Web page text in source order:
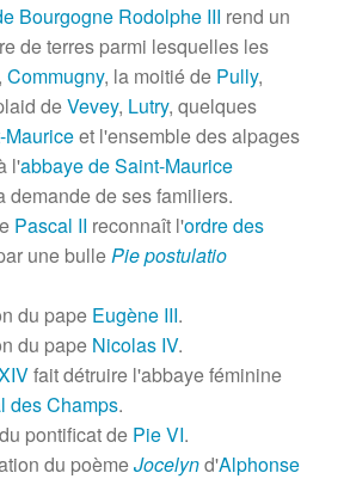
Bourgogne Rodolphe III rend un
de terres parmi lesquelles les
Commugny, la moitié de Pully,
deVevey, Lutry, quelques
Mauriceet l'ensemble des alpages
l'abbaye de Saint-Maurice
demande de ses familiers.
Pascal II reconnaît l'ordre des
une bullePie postulatio
du pape Eugène III.
du pape Nicolas IV.
fait détruire l'abbaye féminine
des Champs.
pontificat de Pie VI.
du poèmeJocelynd'Alphonse